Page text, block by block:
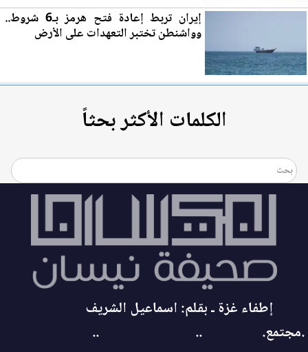
إيران تربط إعادة فتح هرم ز بـ6 شروط..
وواشنطن تختبر التعهدات على الأرض
الكلمات الأكثر بحثاً
إطفاء غزة ـ بقلم: اسماعيل الشريف
.مجتمع.
..
..